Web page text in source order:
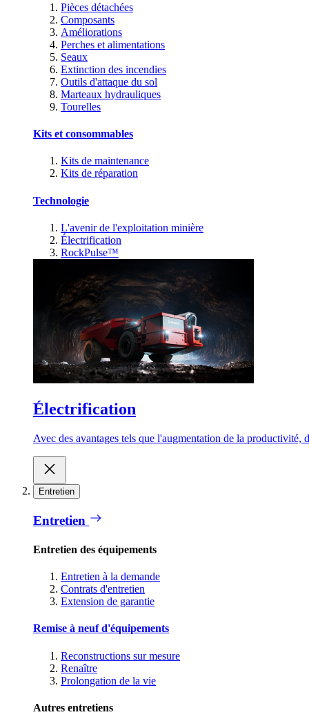
Pièces détachées
Composants
Améliorations
Perches et alimentations
Seaux
Extinction des incendies
Outils d'attaque du sol
Marteaux hydrauliques
Tourelles
Kits et consommables
Kits de maintenance
Kits de réparation
Technologie
L'avenir de l'exploitation minière
Électrification
RockPulse™
Électrification
Avec des avantages tels que l'augmentation de la
Entretien
Entretien
Entretien des équipements
Entretien à la demande
Contrats d'entretien
Extension de garantie
Remise à neuf d'équipements
Reconstructions sur mesure
Renaître
Prolongation de la vie
Autres entretiens